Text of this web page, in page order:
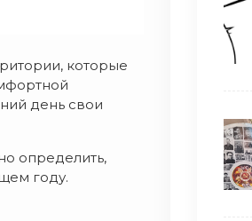
которые
день свои
определить,
году.